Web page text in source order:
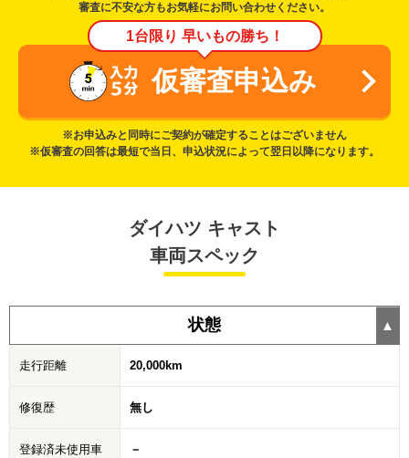
審査に不安な方もお気軽にお問い合わせください。
1台限り 早いもの勝ち！
仮審査申込み
※お申込みと同時にご契約が確定することはございません
※仮審査の回答は最短で当日、申込状況によって翌日以降になります。
ダイハツ キャスト
車両スペック
状態
走行距離 20,000km
修復歴 無し
登録済未使用車 －